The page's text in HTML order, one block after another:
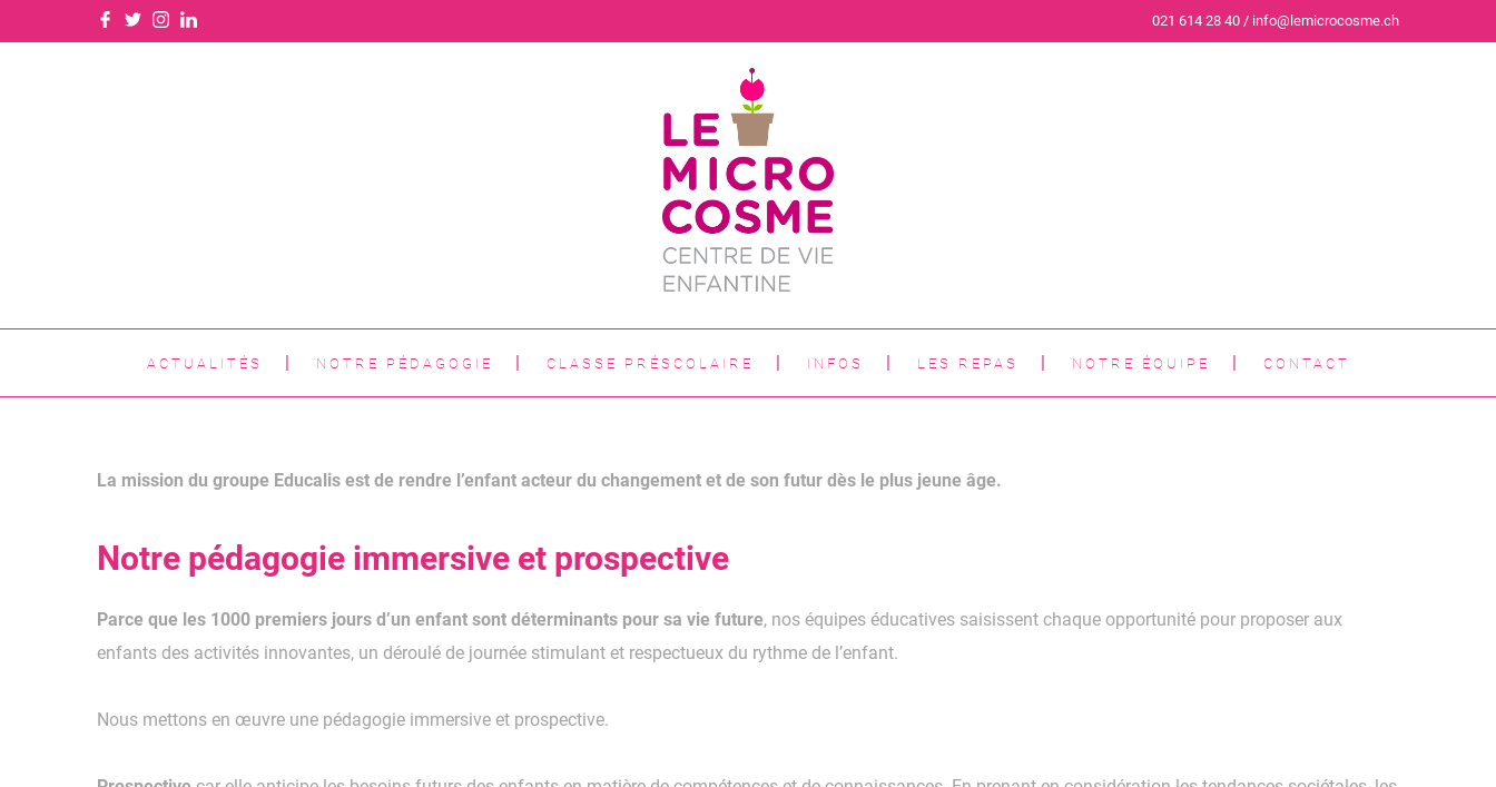
021 614 28 40 / info@lemicrocosme.ch
ACTUALITÉS NOTRE PÉDAGOGIE CLASSE PRÉSCOLAIRE INFOS LES REPAS NOTRE ÉQUIPE CONTACT
La mission du groupe Educalis est de rendre l’enfant acteur du changement et de son futur dès le plus jeune âge.
Notre pédagogie immersive et prospective
Parce que les 1000 premiers jours d’un enfant sont déterminants pour sa vie future, nos équipes éducatives saisissent chaque opportunité pour proposer aux
enfants des activités innovantes, un déroulé de journée stimulant et respectueux du rythme de l’enfant.
Nous mettons en œuvre une pédagogie immersive et prospective.